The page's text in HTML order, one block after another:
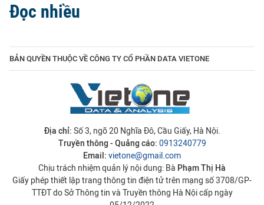
Đọc nhiều
BẢN QUYỀN THUỘC VỀ CÔNG TY CỔ PHẦN DATA VIETONE
Địa chỉ: Số 3, ngõ 20 Nghĩa Đô, Cầu Giấy, Hà Nội.
Truyền thông - Quảng cáo: 0913240779
Email: vietone@gmail.com
Chịu trách nhiệm quản lý nội dung: Bà Phạm Thị Hà
Giấy phép thiết lập trang thông tin điện tử trên mạng số 3708/GP-
TTĐT do Sở Thông tin và Truyền thông Hà Nội cấp ngày